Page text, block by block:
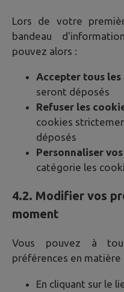
Lors de votre
bandeau
pouvez alors :
Accepter tous les
seront déposés
Refuser les
cookies
déposés
Personnaliser
catégorie les
4.2. Modifier vos
moment
Vous pouvez à
préférences en matière
En cliquant sur le